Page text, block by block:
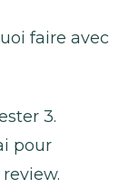
faire avec
3.
pour